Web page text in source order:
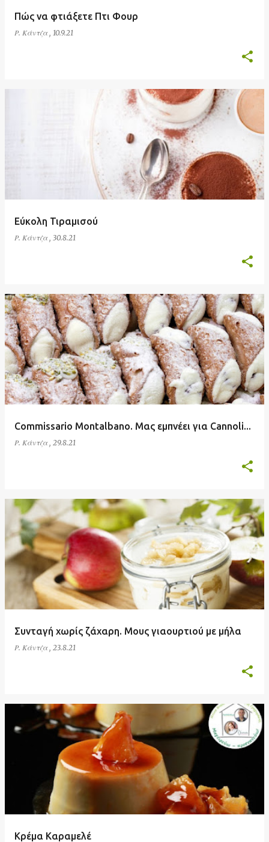
Πώς να φτιάξετε Πτι Φουρ
Ρ. Κάντζα , 10.9.21
Εύκολη Τιραμισού
Ρ. Κάντζα , 30.8.21
Commissario Montalbano. Μας εμπνέει για Cannoli...
Ρ. Κάντζα , 29.8.21
Συνταγή χωρίς ζάχαρη. Μους γιαουρτιού με μήλα
Ρ. Κάντζα , 23.8.21
Κρέμα Καραμελέ